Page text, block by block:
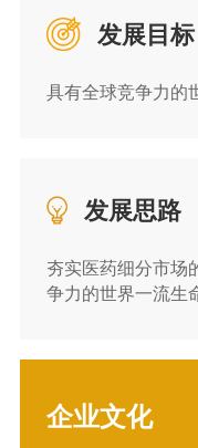
发展目标
具有全球竞争力
发展思路
夯实医药细分市场
争力的世界一流
企业文化